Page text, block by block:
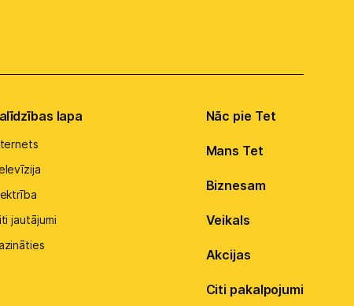
lapa
jautājumi
Nāc pie Tet
Mans Tet
Biznesam
Veikals
Akcijas
Citi pakalpojumi